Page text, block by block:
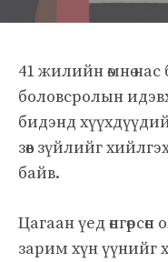
41 жилийн өмнө
боловсролын
бидэнд
зөв зүйлийг
байв.
Цагаан үед
зарим хүн үүнийг